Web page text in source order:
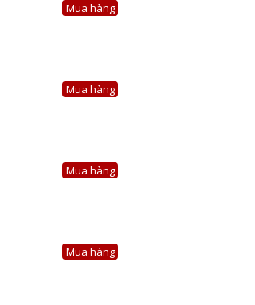
Mua hàng
Mua hàng
Mua hàng
Mua hàng